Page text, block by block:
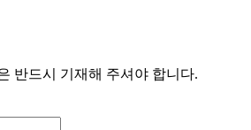
반드시 기재해 주셔야 합니다.